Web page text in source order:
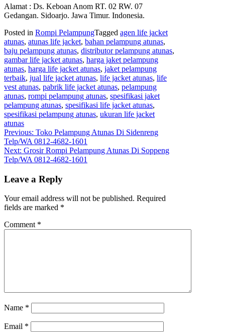
Alamat : Ds. Keboan Anom RT. 02 RW. 07
Gedangan. Sidoarjo. Jawa Timur. Indonesia.
Posted in Rompi PelampungTagged agen life jacket
atunas, atunas life jacket, bahan pelampung atunas,
baju pelampung atunas, distributor pelampung atunas,
gambar life jacket atunas, harga jaket pelampung
atunas, harga life jacket atunas, jaket pelampung
terbaik, jual life jacket atunas, life jacket atunas, life
vest atunas, pabrik life jacket atunas, pelampung
atunas, rompi pelampung atunas, spesifikasi jaket
pelampung atunas, spesifikasi life jacket atunas,
spesifikasi pelampung atunas, ukuran life jacket
atunas
Post
navigation
Previous: Toko Pelampung Atunas Di Sidenreng
Telp/WA 0812-4682-1601
Next: Grosir Rompi Pelampung Atunas Di Soppeng
Telp/WA 0812-4682-1601
Leave a Reply
Your email address will not be published. Required
fields are marked *
Comment *
Name *
Email *